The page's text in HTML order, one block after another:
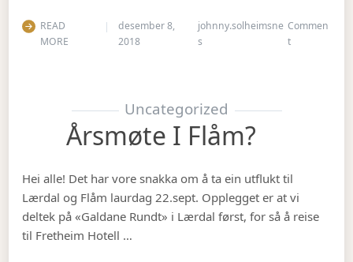
READ
MORE
desember 8,
2018
johnny.solheimsne
s
Commen
ton Julebordet
Uncategorized
Årsmøte I Flåm?
Hei alle! Det har vore snakka om å ta ein utflukt til
Lærdal og Flåm laurdag 22.sept. Opplegget er at vi
deltek på «Galdane Rundt» i Lærdal først, for så å reise
til Fretheim Hotell …